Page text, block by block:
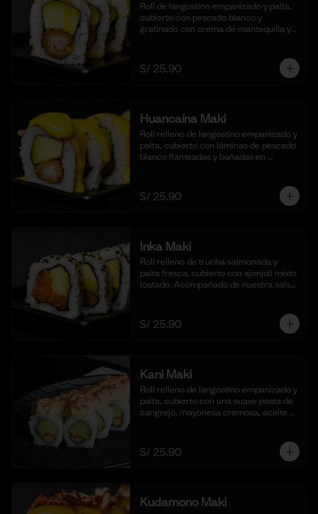
Roll de langostino empanizado y palta,
cubierto con pescado blanco y
gratinado con crema de mantequilla y
shoyu. (10 cortes).
S/ 25.90
Huancaína Maki
Roll relleno de langostino empanizado y
palta, cubierto con láminas de pescado
blanco flameadas y bañadas en
(10 cortes)
S/ 25.90
Inka Maki
Roll relleno de trucha salmonada y
palta fresca, cubierto con ajonjolí mixto
tostado. Acompañado de nuestra salsa
S/ 25.90
Kani Maki
Roll relleno de langostino empanizado y
palta, cubierto con una suave pasta de
cangrejo, mayonesa cremosa, aceite
cortes).
S/ 25.90
Kudamono Maki